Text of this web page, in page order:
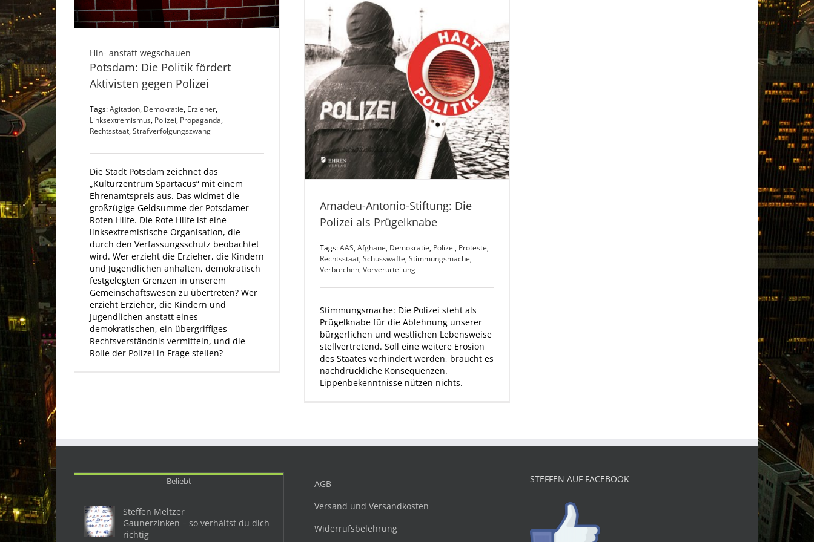
Hin- anstatt wegschauen
Potsdam: Die Politik fördert
Aktivisten gegen Polizei
Tags:Agitation, Demokratie, Erzieher,
Linksextremismus, Polizei, Propaganda,
Rechtsstaat,Strafverfolgungszwang
Die Stadt Potsdam zeichnet das
„Kulturzentrum Spartacus“ mit einem
Ehrenamtspreis aus. Das widmet die
großzügige Geldsumme der Potsdamer
Roten Hilfe. Die Rote Hilfe ist eine
linksextremistische Organisation, die
durch den Verfassungsschutz beobachtet
wird. Wer erzieht die Erzieher, die Kindern
und Jugendlichen anhalten, demokratisch
festgelegten Grenzen in unserem
Gemeinschaftswesen zu übertreten? Wer
erzieht Erzieher, die Kindern und
Jugendlichen anstatt eines
demokratischen, ein übergriffiges
Rechtsverständnis vermitteln, und die
Rolle der Polizei in Frage stellen?
Amadeu-Antonio-Stiftung: Die
Polizei als Prügelknabe
Tags:AAS,Afghane, Demokratie, Polizei, Proteste,
Rechtsstaat,Schusswaffe,Stimmungsmache,
Verbrechen,Vorverurteilung
Stimmungsmache: Die Polizei steht als
Prügelknabe für die Ablehnung unserer
bürgerlichen und westlichen Lebensweise
stellvertretend. Soll eine weitere Erosion
des Staates verhindert werden, braucht es
nachdrückliche Konsequenzen.
Lippenbekenntnisse nützen nichts.
Beliebt
Steffen Meltzer
Gaunerzinken – so verhältst du dich
richtig
AGB
Versand und Versandkosten
Widerrufsbelehrung
STEFFEN AUF FACEBOOK